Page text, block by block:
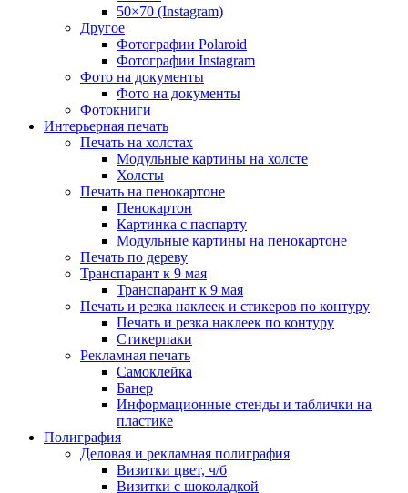
50×70 (Instagram)
Другое
Фотографии Polaroid
Фотографии Instagram
Фото на документы
Фото на документы
Фотокниги
Интерьерная печать
Печать на холстах
Модульные картины на холсте
Холсты
Печать на пенокартоне
Пенокартон
Картинка с паспарту
Модульные картины на пенокартоне
Печать по дереву
Транспарант к 9 мая
Транспарант к 9 мая
Печать и резка наклеек и стикеров по контуру
Печать и резка наклеек по контуру
Стикерпаки
Рекламная печать
Самоклейка
Банер
Информационные стенды и таблички на
пластике
Полиграфия
Деловая и рекламная полиграфия
Визитки цвет, ч/б
Визитки с шоколадкой